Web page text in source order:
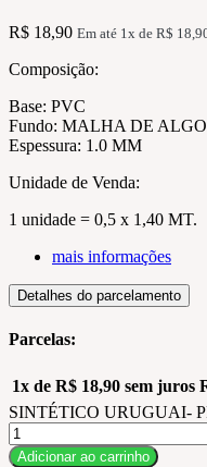
R$ 18,90 Em até 1x de R$
Composição:
Base: PVC
Fundo: MALHA DE
Espessura: 1.0 MM
Unidade de Venda:
1 unidade = 0,5 x 1,40 MT.
mais informações
Detalhes do parcelamento
Parcelas:
1x de R$ 18,90 sem juros
SINTÉTICO URUGUAI-
Adicionar ao carrinho